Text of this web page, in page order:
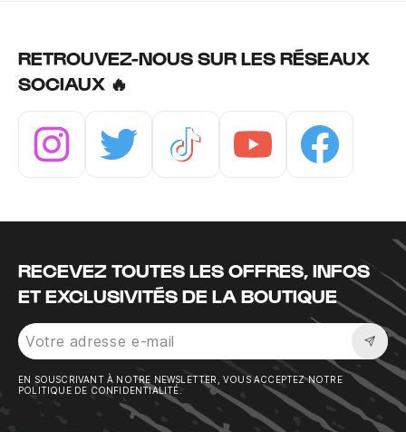
RETROUVEZ-NOUS SUR LES RÉSEAUX
SOCIAUX 🔥
RECEVEZ TOUTES LES OFFRES, INFOS
ET EXCLUSIVITÉS DE LA BOUTIQUE
EN SOUSCRIVANT À NOTRE NEWSLETTER, VOUS ACCEPTEZ NOTRE
POLITIQUE DE CONFIDENTIALITÉ.